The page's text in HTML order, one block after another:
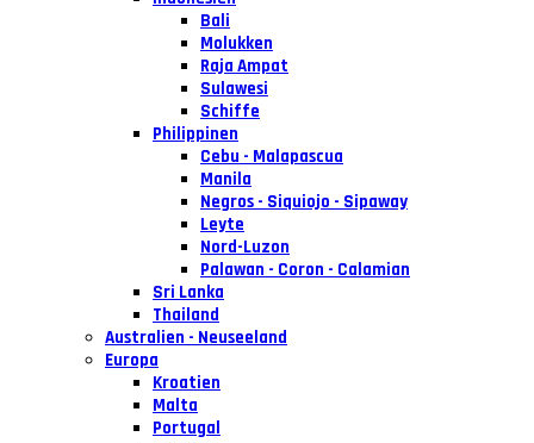
Bali
Molukken
Raja Ampat
Sulawesi
Schiffe
Philippinen
Cebu - Malapascua
Manila
Negros - Siquiojo - Sipaway
Leyte
Nord-Luzon
Palawan - Coron - Calamian
Sri Lanka
Thailand
Australien - Neuseeland
Europa
Kroatien
Malta
Portugal